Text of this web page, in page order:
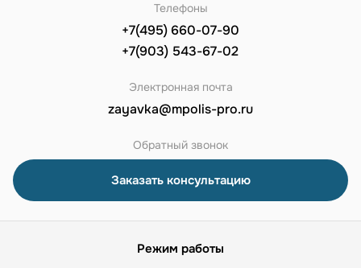
Телефоны
+7(495) 660-07-90
+7(903) 543-67-02
Электронная почта
zayavka@mpolis-pro.ru
Обратный звонок
Заказать консультацию
Режим работы